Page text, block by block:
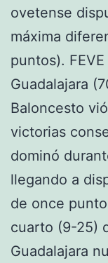
ovetense
máxima
puntos).
Guadalajara
Baloncesto
victorias
dominó
llegando a
de once
cuarto (9-25)
Guadalajara